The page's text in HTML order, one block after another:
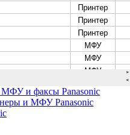
Canon
и принтеры HP
HP
OKI
RICOH
аппаратов
и факсы Panasonic
и МФУ Panasonic